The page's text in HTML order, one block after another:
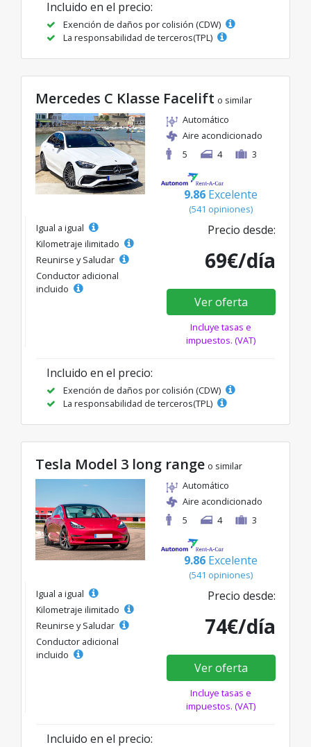
Incluido en el precio:
Exención de daños por colisión (CDW)
La responsabilidad de terceros(TPL)
Mercedes C Klasse Facelift o similar
Automático
Aire acondicionado
5
4 3
9.86 Excelente
(541 opiniones)
Igual a igual
Kilometraje ilimitado
Reunirse y Saludar
Conductor adicional
incluido
Precio desde:
69€/día
Ver oferta
Incluye tasas e
impuestos. (VAT)
Incluido en el precio:
Exención de daños por colisión (CDW)
La responsabilidad de terceros(TPL)
Tesla Model 3 long range o similar
Automático
Aire acondicionado
5
4 3
9.86 Excelente
(541 opiniones)
Igual a igual
Kilometraje ilimitado
Reunirse y Saludar
Conductor adicional
incluido
Precio desde:
74€/día
Ver oferta
Incluye tasas e
impuestos. (VAT)
Incluido en el precio: